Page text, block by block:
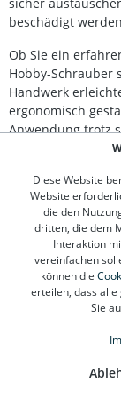
Spreizeinsätze für
sichere und
Spindel (13 mm
mm und 8 mm Tiefe) 2x
Führungsbolzen 10x12
(Bruttogewicht:
sicher
beschädigt
Ob Sie ein
Hobby-Schrauber
Handwerk
ergonomisch
Anwendung trotz
Bauweise
hohen
werden.
Finden Sie bei
Herausforderung
Verlässlichkeit.
Arbeitsweise,
Diese Website
Website
die den
dritten, die dem
Interaktion
vereinfachen
können die
erteilen, dass
Sie
1310